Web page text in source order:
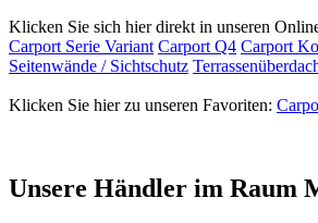
Klicken Sie sich hier direkt in unseren
Carport Serie Variant Carport Q4 Carport
Seitenwände / Sichtschutz
Klicken Sie hier zu unseren Favoriten:
Unsere Händler im Raum